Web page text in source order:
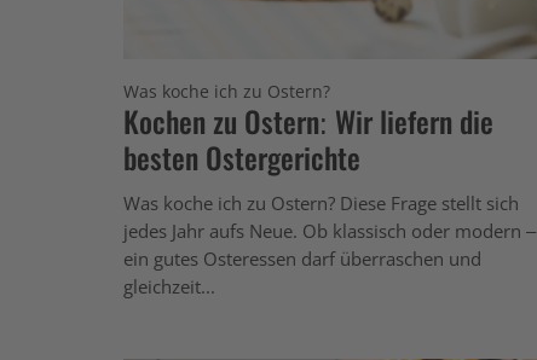
Was koche ich zu Ostern?
Kochen zu Ostern: Wir liefern die
besten Ostergerichte
Was koche ich zu Ostern? Diese Frage stellt sich
jedes Jahr aufs Neue. Ob klassisch oder modern –
ein gutes Osteressen darf überraschen und
gleichzeit...